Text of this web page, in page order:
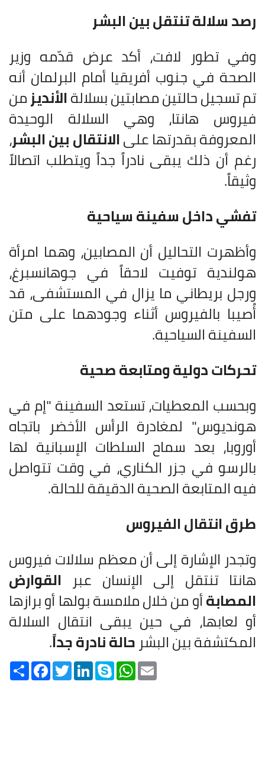
رصد سلالة تنتقل بين البشر
وفي تطور لافت، أكد عرض قدّمه وزير
الصحة في جنوب أفريقيا أمام البرلمان أنه
تم تسجيل حالتين مصابتين بسلالةالأنديزمن
فيروس هانتا، وهي السلالة الوحيدة
المعروفة بقدرتها علىالانتقال بين البشر،
رغم أن ذلك يبقى نادراً جداً ويتطلب اتصالاً
وثيقاً.
تفشي داخل سفينة سياحية
وأظهرت التحاليل أن المصابين، وهما امرأة
هولندية توفيت لاحقاً في جوهانسبرغ،
ورجل بريطاني ما يزال في المستشفى، قد
أُصيبا بالفيروس أثناء وجودهما على متن
السفينة السياحية.
تحركات دولية ومتابعة صحية
وبحسب المعطيات، تستعد السفينة "إم في
هونديوس" لمغادرة الرأس الأخضر باتجاه
أوروبا، بعد سماح السلطات الإسبانية لها
بالرسو في جزر الكناري، في وقت تتواصل
فيه المتابعة الصحية الدقيقة للحالة.
طرق انتقال الفيروس
وتجدر الإشارة إلى أن معظم سلالات فيروس
هانتا تنتقل إلى الإنسان عبر القوارض
المصابةأو من خلال ملامسة بولها أو برازها
أو لعابها، في حين يبقى انتقال السلالة
المكتشفة بين البشرحالة نادرة جداً.
Share FacebookTwitterLinkedInSkype WhatsApp